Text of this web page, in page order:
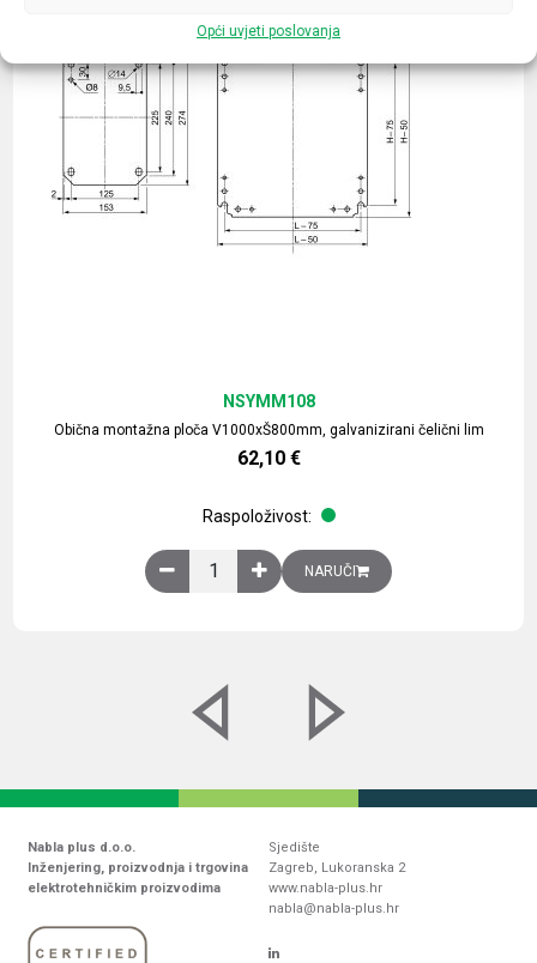
Opći uvjeti poslovanja
Obična montažna ploča V1000xŠ800mm, galvanizirani čelični lim
NSYMM108
62,10 €
Raspoloživost:
Obična montažna ploča V1000xŠ800mm,
NARUČI
Nabla plus d.o.o.
Inženjering, proizvodnja i trgovina
elektrotehničkim proizvodima
Sjedište
Zagreb, Lukoranska 2
www.nabla-plus.hr
nabla@nabla-plus.hr